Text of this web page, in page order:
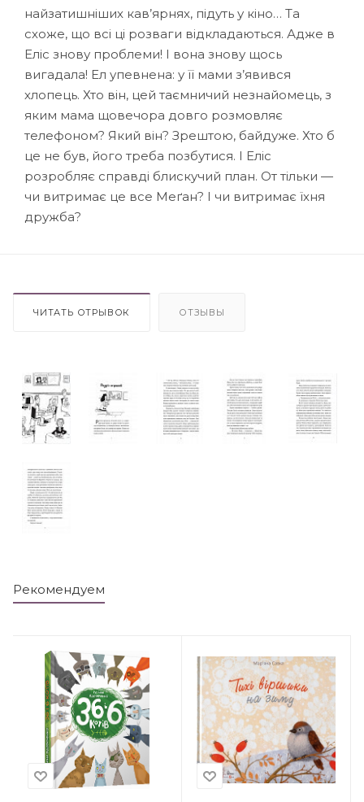
найзатишніших кав’ярнях, підуть у кіно… Та
схоже, що всі ці розваги відкладаються. Адже в
Еліс знову проблеми! І вона знову щось
вигадала! Ел упевнена: у її мами з’явився
хлопець. Хто він, цей таємничий незнайомець, з
яким мама щовечора довго розмовляє
телефоном? Який він? Зрештою, байдуже. Хто б
це не був, його треба позбутися. І Еліс
розробляє справді блискучий план. От тільки —
чи витримає це все Меґан? І чи витримає їхня
дружба?
ЧИТАТЬ ОТРЫВОК ОТЗЫВЫ
Рекомендуем